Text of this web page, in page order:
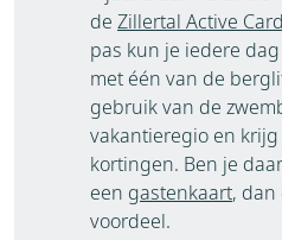
de Zillertal Active Card
pas kun je iedere
met één van de
gebruik van de
vakantieregio en
kortingen. Ben je
een gastenkaart,
voordeel.